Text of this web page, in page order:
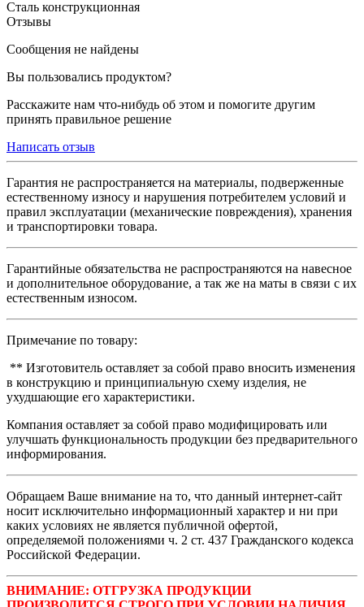
Сталь конструкционная
Отзывы
Сообщения не найдены
Вы пользовались продуктом?
Расскажите нам что-нибудь об этом и помогите другим
принять правильное решение
Написать отзыв
Гарантия не распространяется на материалы, подверженные
естественному износу и нарушения потребителем условий и
правил эксплуатации (механические повреждения), хранения
и транспортировки товара.
Гарантийные обязательства не распространяются на навесное
и дополнительное оборудование, а так же на маты в связи с их
естественным износом.
Примечание по товару:
** Изготовитель оставляет за собой право вносить изменения
в конструкцию и принципиальную схему изделия, не
ухудшающие его характеристики.
Компания оставляет за собой право модифицировать или
улучшать функциональность продукции без предварительного
информирования.
Обращаем Ваше внимание на то, что данный интернет-сайт
носит исключительно информационный характер и ни при
каких условиях не является публичной офертой,
определяемой положениями ч. 2 ст. 437 Гражданского кодекса
Российской Федерации.
ВНИМАНИЕ: ОТГРУЗКА ПРОДУКЦИИ